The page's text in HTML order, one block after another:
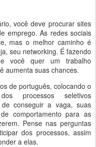
você deve procurar sites
emprego. As redes sociais
mas o melhor caminho é
seu networking. É fazendo
você quer um trabalho
aumenta suas chances.
de português, colocando o
processos seletivos
conseguir a vaga, suas
comportamento para as
Pense nas perguntas
dos processos, assim
a elas.